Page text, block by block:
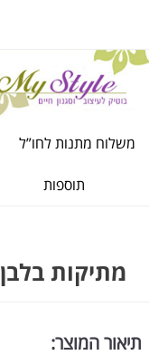
משלוח מתנות לחו”ל
תוספות
מתיקות בלבן
תיאור המוצר: